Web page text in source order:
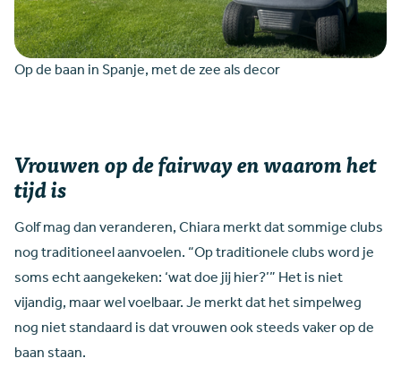
Op de baan in Spanje, met de zee als decor
Vrouwen op de fairway en waarom het
tijd is
Golf mag dan veranderen, Chiara merkt dat sommige clubs
nog traditioneel aanvoelen. “Op traditionele clubs word je
soms echt aangekeken: ‘wat doe jij hier?’” Het is niet
vijandig, maar wel voelbaar. Je merkt dat het simpelweg
nog niet standaard is dat vrouwen ook steeds vaker op de
baan staan.